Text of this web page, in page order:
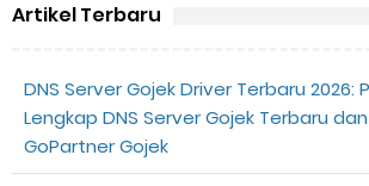
Artikel Terbaru
DNS Server Gojek Driver Terbaru 2026:
Lengkap DNS Server Gojek Terbaru
GoPartner Gojek